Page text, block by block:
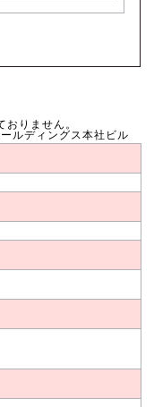
りません。
ルディングス本社ビル